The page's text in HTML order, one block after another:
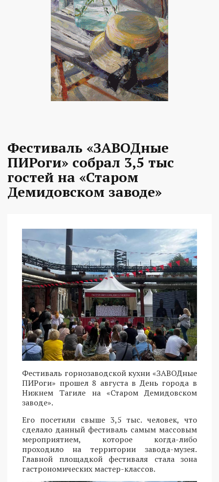
Фестиваль «ЗАВОДные
ПИРоги» собрал 3,5 тыс
гостей на «Старом
Демидовском заводе»
Фестиваль горнозаводской кухни «ЗАВОДные
ПИРоги» прошел 8 августа в День города в
Нижнем Тагиле на «Старом Демидовском
заводе».
Его посетили свыше 3,5 тыс. человек, что
сделало данный фестиваль самым массовым
мероприятием, которое когда-либо
проходило на территории завода-музея.
Главной площадкой фестиваля стала зона
гастрономических мастер-классов.